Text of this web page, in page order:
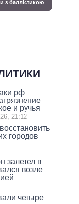
рф
и ручья
21:12
городов
залетел в
возле
четыре